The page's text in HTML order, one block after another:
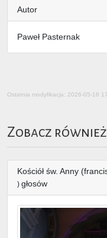
Autor
Paweł Pasternak
Ostatnia modyfikacja: 2026-05-16
Zobacz również
Kościół św. Anny
) głosów